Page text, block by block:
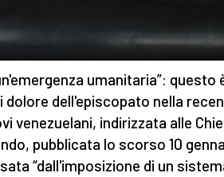
umanitaria”: questo
dolore dell'episcopato nella
venezuelani, indirizzata alle
pubblicata lo scorso 10
“dall'imposizione di un